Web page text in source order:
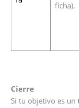
ficha).
Cierre
Si tu objetivo es un